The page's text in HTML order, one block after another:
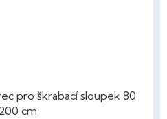
pro škrabací sloupek 80
cm